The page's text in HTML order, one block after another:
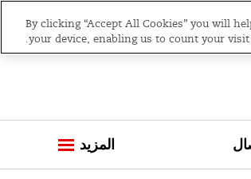
i
o
عضو جديد؟ التسجيل بحث
المزيد
By clicking “Accept All Cookies” you will
your device, enabling us to count your